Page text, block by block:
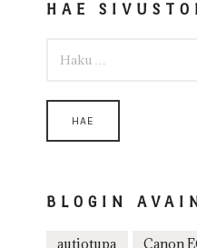
HAE
BLOGIN
autiotupa Canon